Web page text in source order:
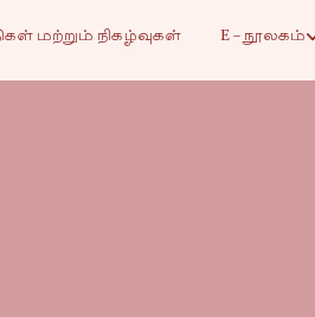
மற்றும் நிகழ்வுகள் E – நூலகம்